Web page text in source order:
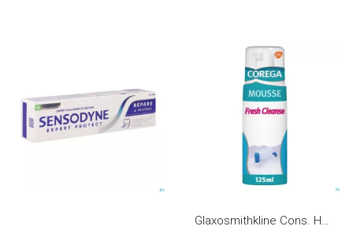
Glaxosmithkline Cons. Healthcare